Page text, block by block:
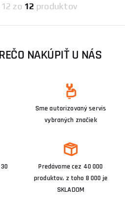
12 zo 12 produktov
NAKÚPIŤ U NÁS
Sme autorizovaný servis
vybraných značiek
Predávame cez 40 000
produktov, z toho 8 000 je
SKLADOM